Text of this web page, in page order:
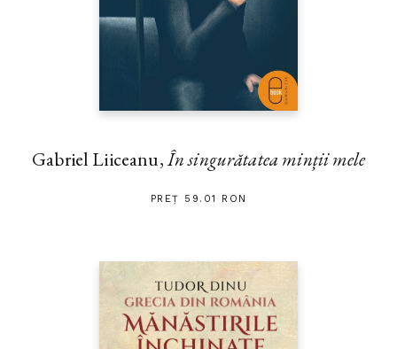
Gabriel Liiceanu,În singurătatea minții mele
PREȚ 59.01 RON